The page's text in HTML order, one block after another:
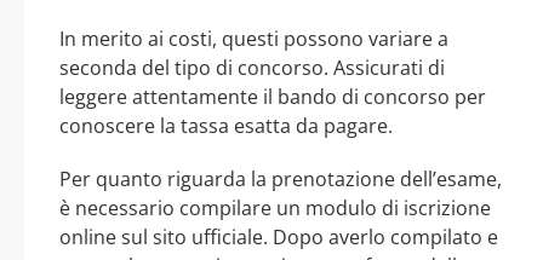
In merito ai costi, questi possono variare a
seconda del tipo di concorso. Assicurati di
leggere attentamente il bando di concorso per
conoscere la tassa esatta da pagare.
Per quanto riguarda la prenotazione dell’esame,
è necessario compilare un modulo di iscrizione
online sul sito ufficiale. Dopo averlo compilato e